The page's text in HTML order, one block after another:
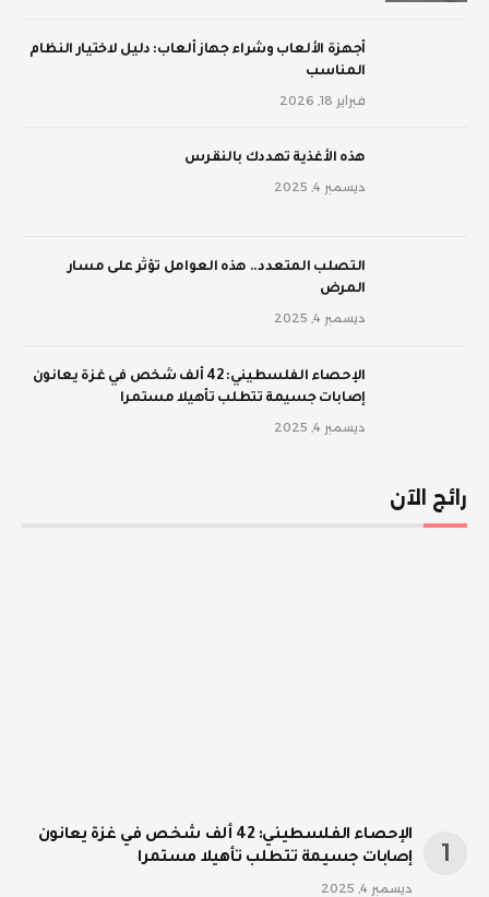
أجهزة الألعاب وشراء جهاز ألعاب: دليل لاختيار النظام
المناسب
فبراير 18, 2026
‫هذه الأغذية تهددك بالنقرس
ديسمبر 4, 2025
‫التصلب المتعدد.. هذه العوامل تؤثر على مسار
المرض
ديسمبر 4, 2025
الإحصاء الفلسطيني: 42 ألف شخص في غزة يعانون
إصابات جسيمة تتطلب تأهيلا مستمرا
ديسمبر 4, 2025
رائج الآن
الإحصاء الفلسطيني: 42 ألف شخص في غزة يعانون
إصابات جسيمة تتطلب تأهيلا مستمرا
ديسمبر 4, 2025